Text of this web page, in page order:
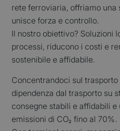
rete ferroviaria, offriamo una
unisce forza e controllo.
Il nostro obiettivo? Soluzioni
processi, riducono i costi e
sostenibile e affidabile.
Concentrandoci sul
dipendenza dal trasporto su
consegne stabili e affidabili e
emissioni di CO₂ fino al 70%.